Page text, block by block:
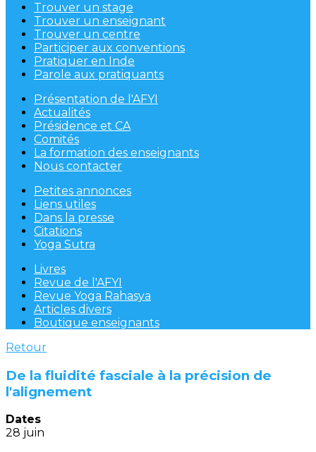
Trouver un stage
Trouver un enseignant
Trouver un centre
Participer aux conventions
Pratiquer en Inde
Parole aux pratiquants
Présentation de l'AFYI
Actualités
Présidence et CA
Comités
La formation des enseignants
Nous contacter
Petites annonces
Liens utiles
Dans la presse
Citations
Yoga Sutra
Livres
Revue de l'AFYI
Revue Yoga Rahasya
Articles divers
Boutique enseignants
Retour
De la fluidité fasciale à la précision de
l'alignement
Dates
28 juin